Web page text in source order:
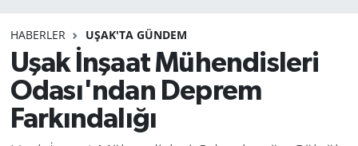
HABERLER UŞAK'TA GÜNDEM
Uşak İnşaat Mühendisleri
Odası'ndan Deprem
Farkındalığı
Tüm Manşetler
Son Dakika Haberleri
Haber Arşivi